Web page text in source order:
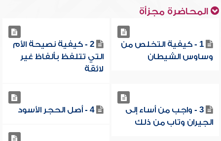
المحاضرة مجزأة
1 - كيفية التخلص من
وساوس الشيطان
2 - كيفية نصيحة الأم
التي تتلفظ بألفاظ غير
لائقة
3 - واجب من أساء إلى
الجيران وتاب من ذلك
4 - أصل الحجر الأسود